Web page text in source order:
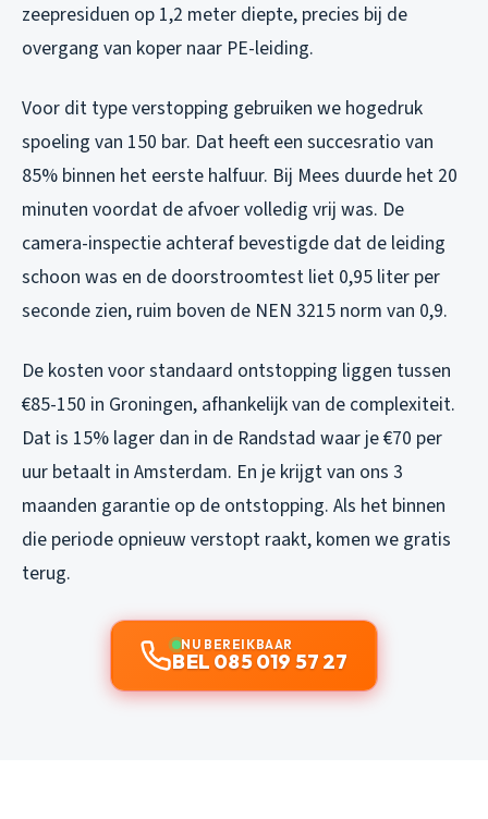
zeepresiduen op 1,2 meter diepte, precies bij de
overgang van koper naar PE-leiding.
Voor dit type verstopping gebruiken we hogedruk
spoeling van 150 bar. Dat heeft een succesratio van
85% binnen het eerste halfuur. Bij Mees duurde het 20
minuten voordat de afvoer volledig vrij was. De
camera-inspectie achteraf bevestigde dat de leiding
schoon was en de doorstroomtest liet 0,95 liter per
seconde zien, ruim boven de NEN 3215 norm van 0,9.
De kosten voor standaard ontstopping liggen tussen
€85-150 in Groningen, afhankelijk van de complexiteit.
Dat is 15% lager dan in de Randstad waar je €70 per
uur betaalt in Amsterdam. En je krijgt van ons 3
maanden garantie op de ontstopping. Als het binnen
die periode opnieuw verstopt raakt, komen we gratis
terug.
NU BEREIKBAAR
BEL 085 019 57 27